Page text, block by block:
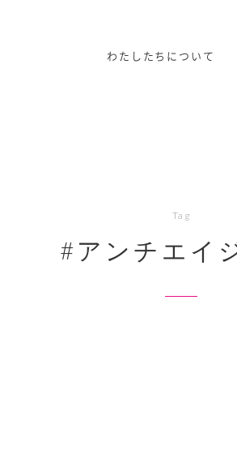
わたしたちについて
Tag
#アンチエイ